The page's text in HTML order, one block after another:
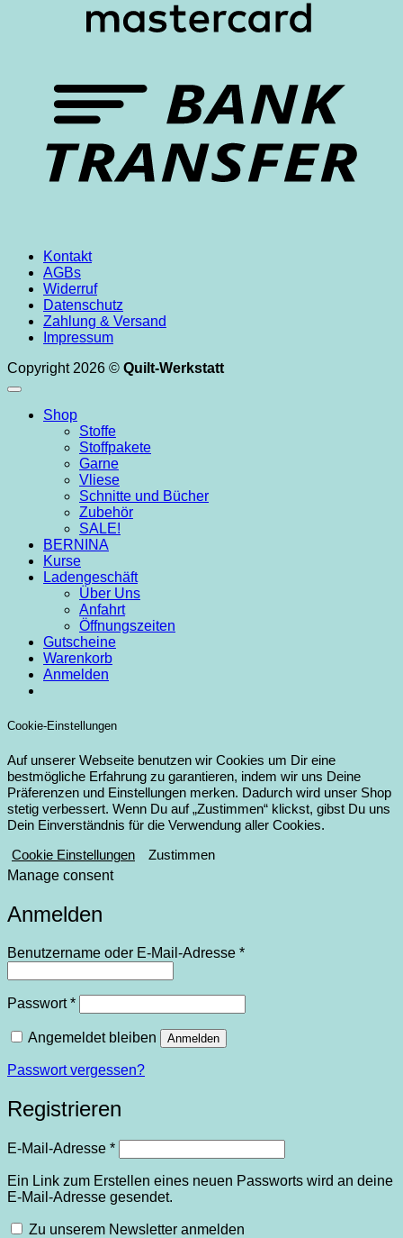
Kontakt
AGBs
Widerruf
Datenschutz
Zahlung & Versand
Impressum
Copyright 2026 © Quilt-Werkstatt
Shop
Stoffe
Stoffpakete
Garne
Vliese
Schnitte und Bücher
Zubehör
SALE!
BERNINA
Kurse
Ladengeschäft
Über Uns
Anfahrt
Öffnungszeiten
Gutscheine
Warenkorb
Anmelden
Cookie-Einstellungen
Auf unserer Webseite benutzen wir Cookies um Dir eine
bestmögliche Erfahrung zu garantieren, indem wir uns Deine
Präferenzen und Einstellungen merken. Dadurch wird unser Shop
stetig verbessert. Wenn Du auf „Zustimmen“ klickst, gibst Du uns
Dein Einverständnis für die Verwendung aller Cookies.
Cookie Einstellungen Zustimmen
Manage consent
Anmelden
Benutzername oder E-Mail-Adresse *Erforderlich
Passwort*Erforderlich
Angemeldet bleiben Anmelden
Passwort vergessen?
Registrieren
E-Mail-Adresse *Erforderlich
Ein Link zum Erstellen eines neuen Passworts wird an deine
E-Mail-Adresse gesendet.
Zu unserem Newsletter anmelden